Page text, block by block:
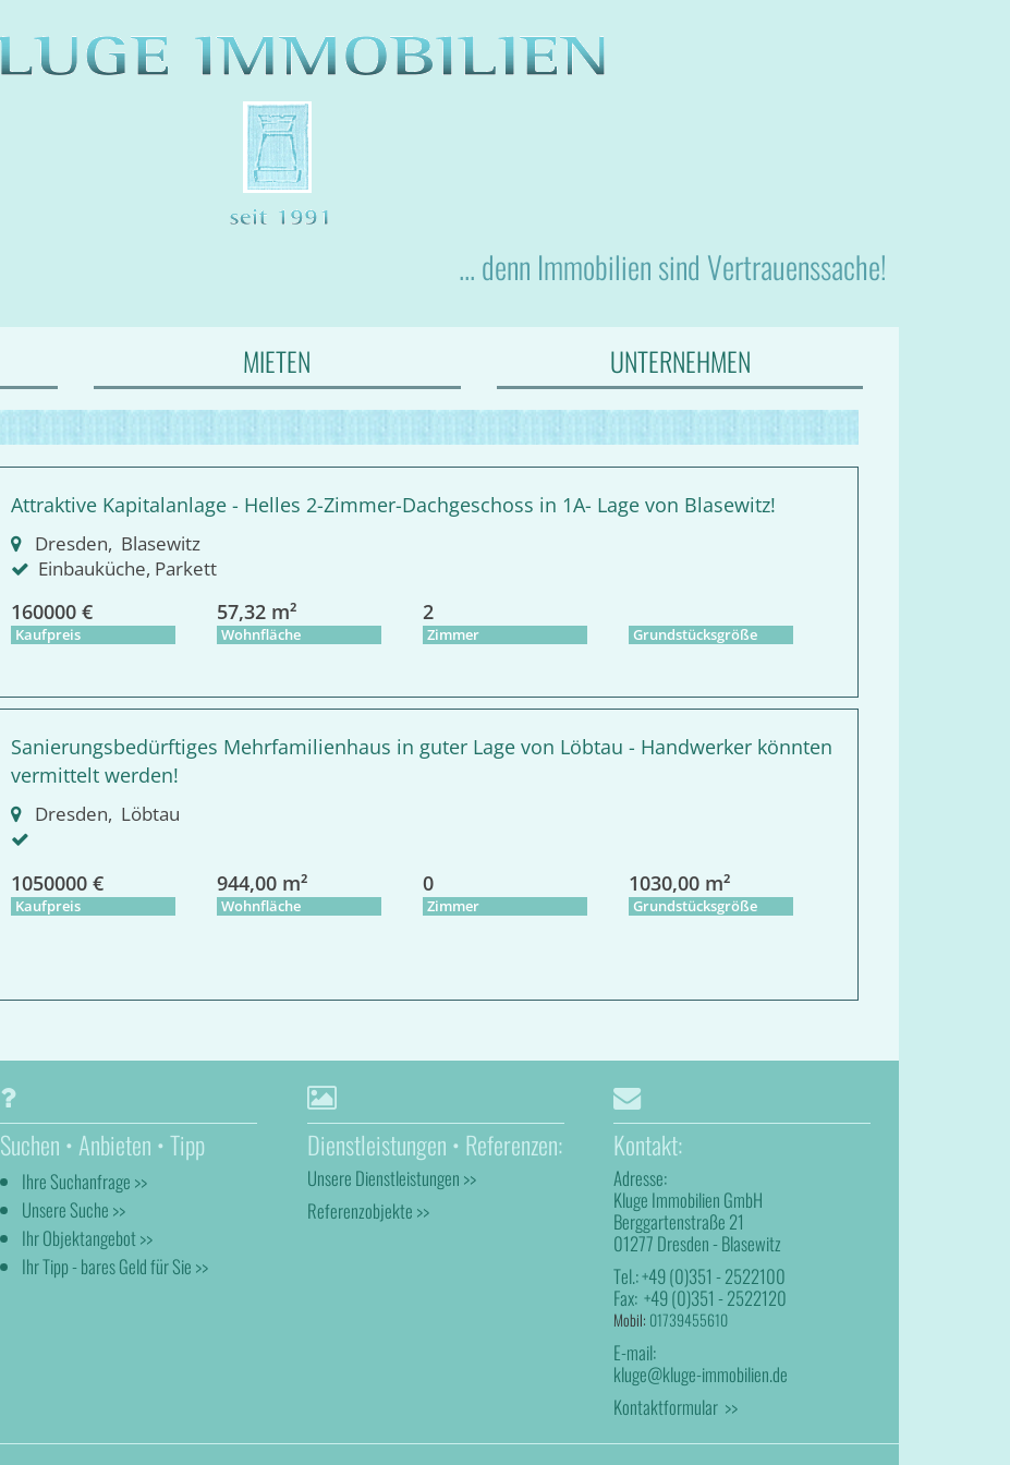
... denn Immobilien sind Vertrauenssache!
MIETEN UNTERNEHMEN
Attraktive Kapitalanlage - Helles 2-Zimmer-Dachgeschoss in 1A- Lage von Blasewitz!
Dresden, Blasewitz
Einbauküche, Parkett
160000 €
Kaufpreis
57,32 m²
Wohnfläche
2
Zimmer Grundstücksgröße
Sanierungsbedürftiges Mehrfamilienhaus in guter Lage von Löbtau - Handwerker könnten
vermittelt werden!
Dresden, Löbtau
1050000 €
Kaufpreis
944,00 m²
Wohnfläche
0
Zimmer
1030,00 m²
Grundstücksgröße
Suchen • Anbieten • Tipp
Ihre Suchanfrage >>
Unsere Suche >>
Ihr Objektangebot >>
Ihr Tipp - bares Geld für Sie >>
Dienstleistungen • Referenzen:
Unsere Dienstleistungen >>
Referenzobjekte >>
Kontakt:
Adresse:
Kluge Immobilien GmbH
Berggartenstraße 21
01277 Dresden - Blasewitz
Tel.:+49 (0)351 - 2522100
Fax:+49 (0)351 - 2522120
Mobil: 01739455610
E-mail:
kluge@kluge-immobilien.de
Kontaktformular >>